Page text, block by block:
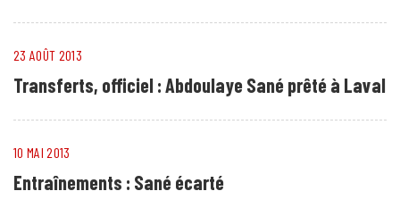
23 AOÛT 2013
Transferts, officiel : Abdoulaye Sané prêté à Laval
10 MAI 2013
Entraînements : Sané écarté